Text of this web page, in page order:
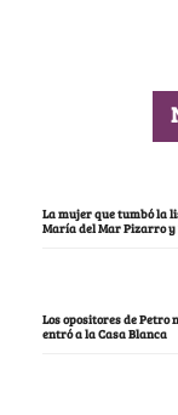
La mujer que tumbó la
María del Mar Pizarro y
Los opositores de
entró a la Casa Blanca